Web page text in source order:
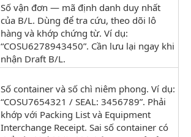
Số vận đơn — mã định danh duy nhất
của B/L. Dùng để tra cứu, theo dõi lô
hàng và khớp chứng từ. Ví dụ:
“COSU6278943450”. Cần lưu lại ngay khi
nhận Draft B/L.
Số container và số chì niêm phong. Ví dụ:
“COSU7654321 / SEAL: 3456789”. Phải
khớp với Packing List và Equipment
Interchange Receipt. Sai số container có